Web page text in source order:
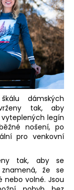
škáludámských
tak, aby
vyteplených legín
nošení, po
pro venkovní
tak, aby se
že se
nebo volné. Jsou